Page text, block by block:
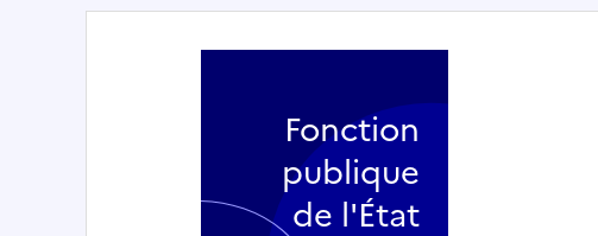
Fonction
publique
de l'État